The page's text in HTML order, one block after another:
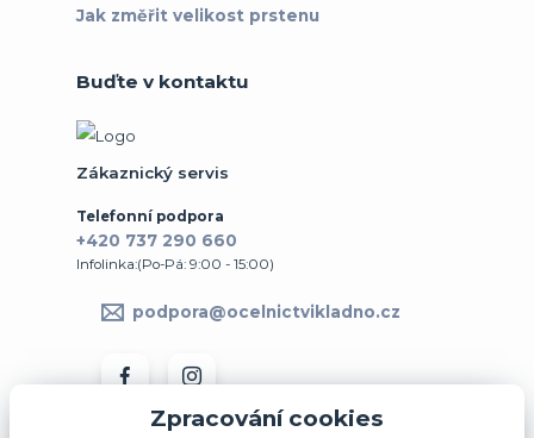
Jak změřit velikost prstenu
Buďte v kontaktu
Zákaznický servis
Telefonní podpora
+420 737 290 660
Infolinka:(Po-Pá: 9:00 - 15:00)
podpora@ocelnictvikladno.cz
Zpracování cookies